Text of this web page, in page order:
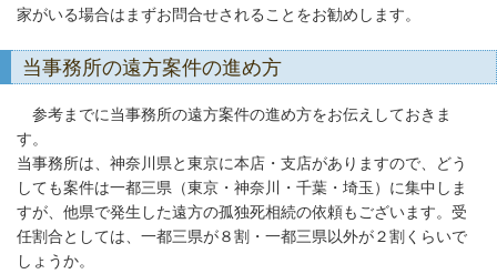
家がいる場合はまずお問合せされることをお勧めします。
当事務所の遠方案件の進め方
参考までに当事務所の遠方案件の進め方をお伝えしておきま
す。
当事務所は、神奈川県と東京に本店・支店がありますので、どう
しても案件は一都三県（東京・神奈川・千葉・埼玉）に集中しま
すが、他県で発生した遠方の孤独死相続の依頼もございます。受
任割合としては、一都三県が８割・一都三県以外が２割くらいで
しょうか。